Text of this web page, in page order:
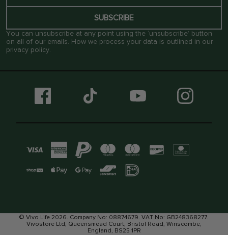
SUBSCRIBE
You can unsubscribe at any point using the ‘unsubscribe’ button
on all of our emails. How we process your data is outlined in our
privacy policy.
© Vivo Life 2026. Company No: 08874679. VAT No: GB248368277.
Vivostore Ltd, Queensmead Court, Bristol Road, Winscombe,
England, BS25 1PR